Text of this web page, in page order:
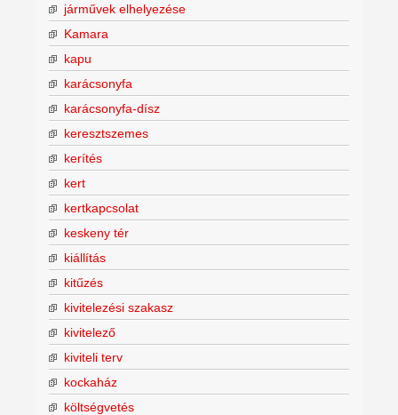
járművek elhelyezése
Kamara
kapu
karácsonyfa
karácsonyfa-dísz
keresztszemes
kerítés
kert
kertkapcsolat
keskeny tér
kiállítás
kitűzés
kivitelezési szakasz
kivitelező
kiviteli terv
kockaház
költségvetés